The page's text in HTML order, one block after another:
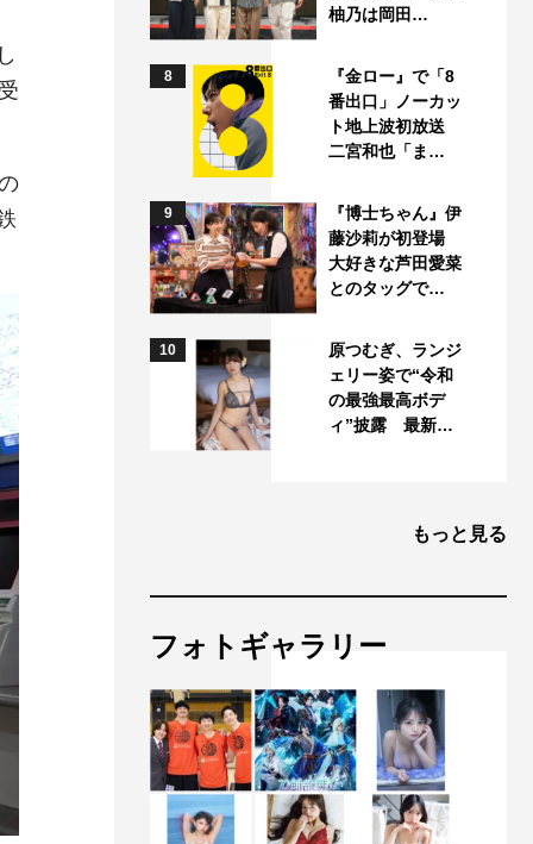
柚乃は岡田…
8
『金ロー』で「8
番出口」ノーカッ
ト地上波初放送
二宮和也「ま…
9
『博士ちゃん』伊
藤沙莉が初登場
大好きな芦田愛菜
とのタッグで…
10
原つむぎ、ランジ
ェリー姿で“令和
の最強最高ボデ
ィ”披露 最新…
もっと見る
フォトギャラリー